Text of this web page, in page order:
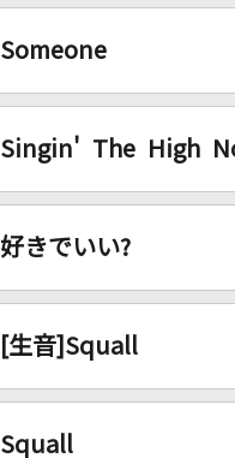
Someone
Singin' The High
好きでいい?
[生音]Squall
Squall